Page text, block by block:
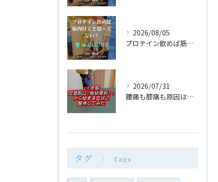
2026/08/05
プロテイン飲めば筋肉付く は大間違い
2026/07/31
腰痛も膝痛も原因は同じ場所だった
タグ Tags